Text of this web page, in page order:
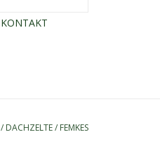
KONTAKT
/ DACHZELTE/ FEMKES